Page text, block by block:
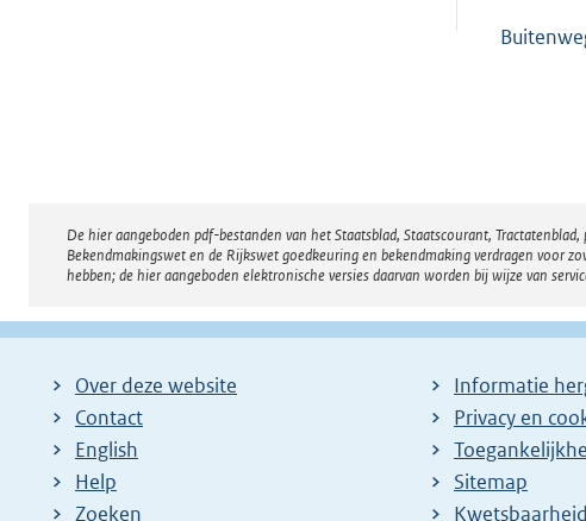
Disclaimer
De hier aangeboden pdf-bestanden van het Staatsblad, Staatscourant,
Bekendmakingswet en de Rijkswet goedkeuring en bekendmaking verdragen voor
hebben; de hier aangeboden elektronische versies daarvan worden bij wijze van
Over deze website
Contact
English
Help
Zoeken
Informatie
Privacy en
Sitemap
E